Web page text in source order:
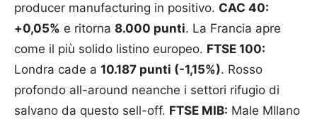
producer manufacturing in positivo. CAC 40:
+0,05% e ritorna 8.000 punti. La Francia apre
come il più solido listino europeo. FTSE 100:
Londra cade a 10.187 punti (-1,15%). Rosso
profondo all-around neanche i settori rifugio di
salvano da questo sell-off. FTSE MIB: Male MIlano